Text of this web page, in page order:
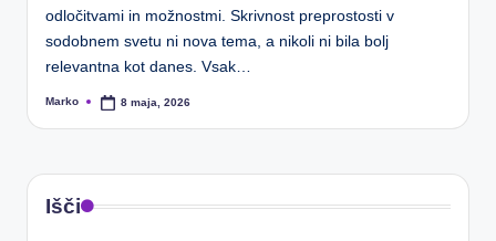
odločitvami in možnostmi. Skrivnost preprostosti v
sodobnem svetu ni nova tema, a nikoli ni bila bolj
relevantna kot danes. Vsak…
Posted
Marko 8 maja, 2026
Išči